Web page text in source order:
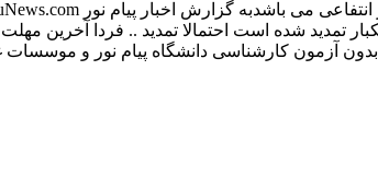
22 آبان 93 می باشد .(با توجه به اینکه یکبار تمدید شده است